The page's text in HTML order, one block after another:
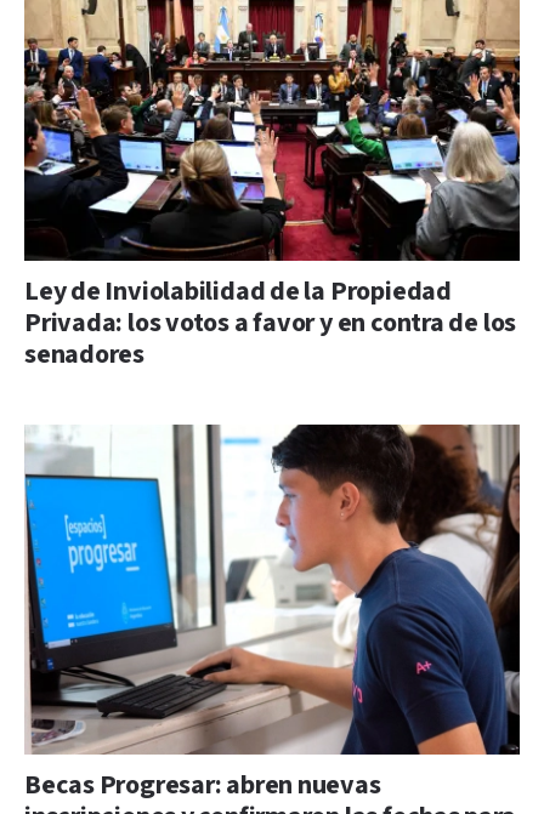
Ley de Inviolabilidad de la Propiedad
Privada: los votos a favor y en contra de los
senadores
Becas Progresar: abren nuevas